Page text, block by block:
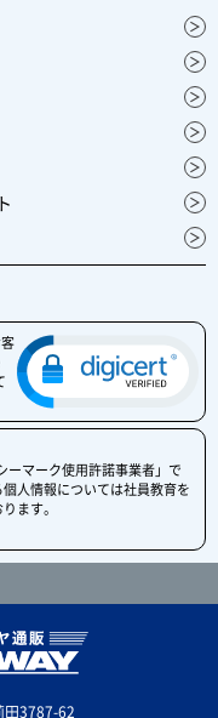
ーマーク使用許諾事業者」で
人情報については社員教育を
ます。
田3787-62